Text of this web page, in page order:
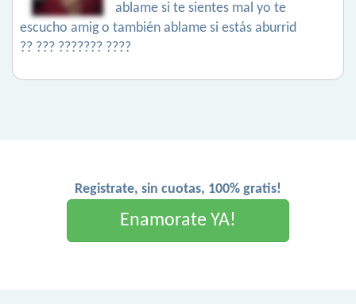
ablame si te sientes mal yo te
escucho amig o también ablame si estás aburrid
?? ??? ??????? ????
Registrate, sin cuotas, 100% gratis!
Enamorate YA!